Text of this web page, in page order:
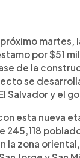
martes,
por $51
de la
se
Salvador y el
esta nueva
245,118
la zona